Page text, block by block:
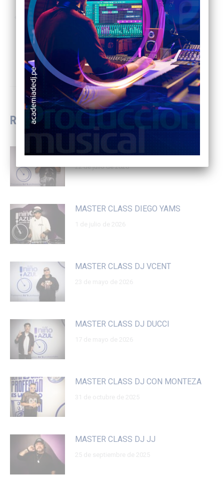
PREVIOUS
EVENTO CON RON MEDELLÍN
NEXT
MASTER CLASS DJ CON DIESEL
RELACIONADAS
MASTER CLASS DJ DONZIO
22 de julio de 2026
MASTER CLASS DIEGO YAMS
1 de julio de 2026
MASTER CLASS DJ VCENT
23 de mayo de 2026
MASTER CLASS DJ DUCCI
17 de mayo de 2026
MASTER CLASS DJ CON MONTEZA
31 de octubre de 2025
MASTER CLASS DJ JJ
25 de septiembre de 2025